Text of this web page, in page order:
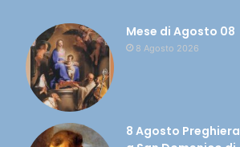
Mese di Agosto 08
8 Agosto 2026
8 Agosto Preghiera